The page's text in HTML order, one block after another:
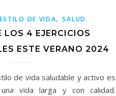
ESTILO DE VIDA,SALUD
LOS 4 EJERCICIOS
ESTE VERANO 2024
de vida saludable y activo es
vida larga y con calidad.